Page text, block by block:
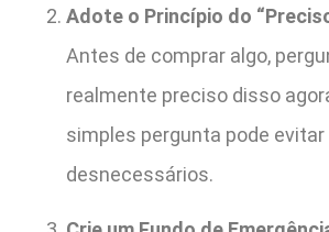
Adote o Princípio do
Antes de comprar algo,
realmente preciso disso
simples pergunta pode
desnecessários.